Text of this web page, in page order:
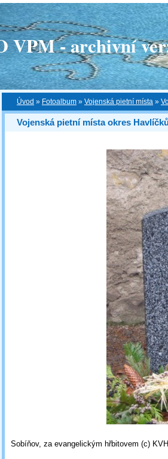
VPM - archivní
Úvod » Fotoalbum » Vojenská pietní místa »
Vojenská pietní místa okres
Sobíňov, za evangelickým hřbitovem (c)